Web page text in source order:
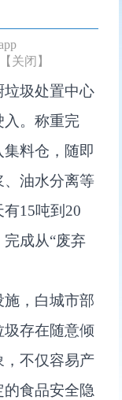
【关闭】
垃圾处置中心
入。称重完
料仓，随即
、油水分离等
15吨到20
成从“废弃
，白城市部
圾存在随意倾
，不仅容易产
食品安全隐